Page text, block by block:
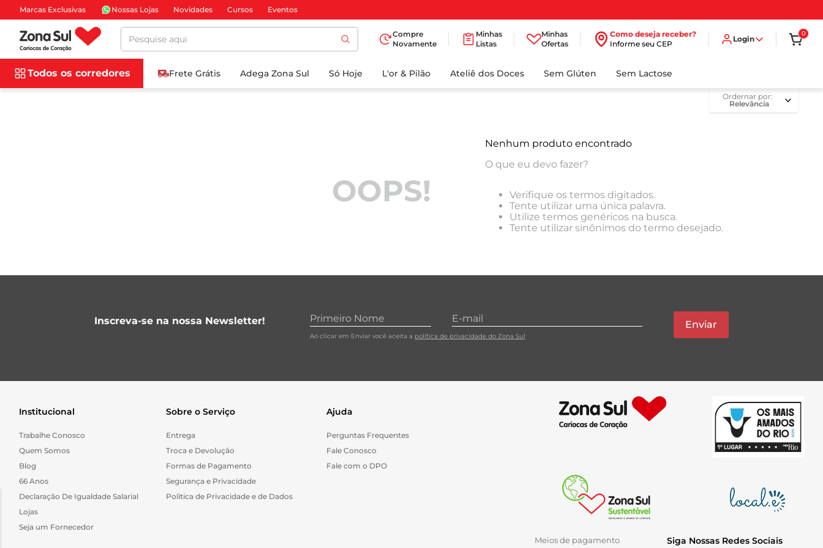
Marcas Exclusivas Nossas Lojas Novidades Cursos Eventos
Pesquise aqui
Compre
Novamente
Minhas
Listas
Minhas
Ofertas
Como deseja receber?
Informe seu CEP
Login
0
Todos os corredores Frete Grátis Adega Zona Sul Só Hoje L'or & Pilão Ateliê dos Doces Sem Glúten Sem Lactose
ordernar por
Relevância
OOPS!
Nenhum produto encontrado
O que eu devo fazer?
Verifique os termos digitados.
Tente utilizar uma única palavra.
Utilize termos genéricos na busca.
Tente utilizar sinônimos do termo desejado.
Inscreva-se na nossa Newsletter!
Ao clicar em Enviar você aceita a política de privacidade do Zona Sul
Enviar
Institucional
Trabalhe Conosco
Quem Somos
Blog
66 Anos
Declaração De Igualdade Salarial
Lojas
Seja um Fornecedor
Sobre o Serviço
Entrega
Troca e Devolução
Formas de Pagamento
Segurança e Privacidade
Politica de Privacidade e de Dados
Ajuda
Perguntas Frequentes
Fale Conosco
Fale com o DPO
Meios de pagamento Siga Nossas Redes Sociais
BUSCADOS
5
detergente
6º
azeite